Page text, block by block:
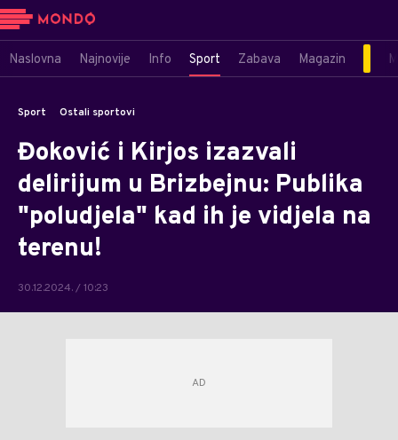
Naslovna Najnovije Info Sport Zabava Magazin
Sport Ostali sportovi
Đoković i Kirjos izazvali
delirijum u Brizbejnu: Publika
"poludjela" kad ih je vidjela na
terenu!
30.12.2024. / 10:23